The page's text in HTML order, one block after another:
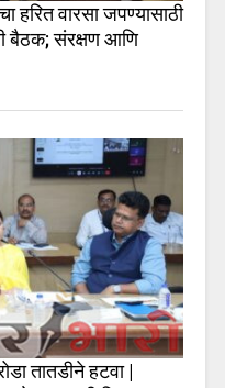
वारसा जपण्यासाठी
बैठक; संरक्षण आणि
तातडीने हटवा |